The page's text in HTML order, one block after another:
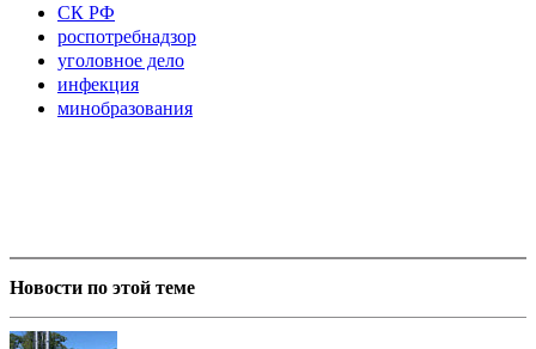
СК РФ
роспотребнадзор
уголовное дело
инфекция
минобразования
Новости по этой теме